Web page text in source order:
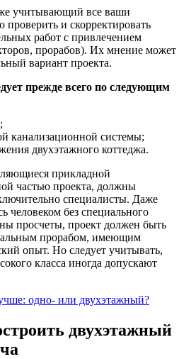
учитывающий все ваши
проверить и скорректировать
работ с привлечением
прорабов). Их мнение может
вариант проекта.
прежде всего по следующим
канализационной системы;
двухэтажного коттеджа.
прикладной
частью проекта, должны
специалисты. Даже
человеком без специального
просчеты, проект должен быть
прорабом, имеющим
опыт. Но следует учитывать,
класса иногда допускают
одно- или двухэтажный?
двухэтажный